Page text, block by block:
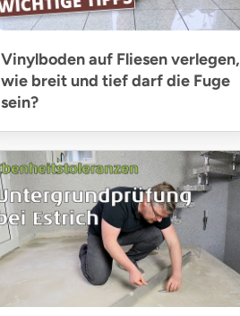
Vinylboden auf Fliesen verlegen,
wie breit und tief darf die Fuge
sein?